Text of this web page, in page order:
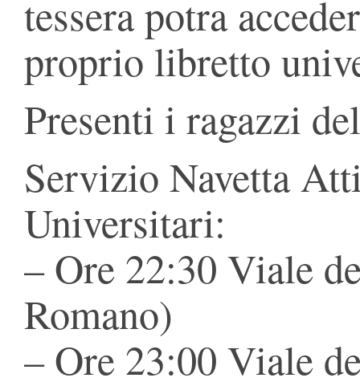
tessera potra
proprio libretto
Presenti i ragazzi
Servizio Navetta
Universitari:
– Ore 22:30 Viale
Romano)
– Ore 23:00 Viale